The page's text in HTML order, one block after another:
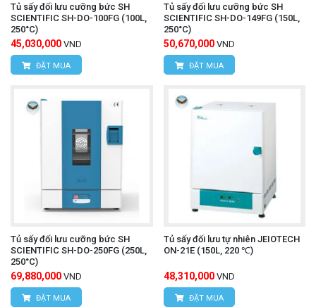
Tủ sấy đối lưu cưỡng bức SH
SCIENTIFIC SH-DO-100FG (100L,
250°C)
45,030,000 VND
ĐẶT MUA
Tủ sấy đối lưu cưỡng bức SH
SCIENTIFIC SH-DO-149FG (150L,
250°C)
50,670,000 VND
ĐẶT MUA
Tủ sấy đối lưu cưỡng bức SH
SCIENTIFIC SH-DO-250FG (250L,
250°C)
69,880,000 VND
ĐẶT MUA
Tủ sấy đối lưu tự nhiên JEIOTECH
ON-21E (150L, 220 ℃)
48,310,000 VND
ĐẶT MUA